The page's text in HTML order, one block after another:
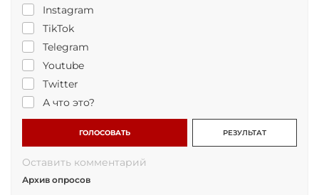
Instagram
TikTok
Telegram
Youtube
Twitter
А что это?
ГОЛОСОВАТЬ РЕЗУЛЬТАТ
Оставить комментарий
Архив опросов